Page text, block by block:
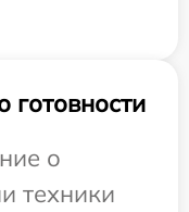
о
техники